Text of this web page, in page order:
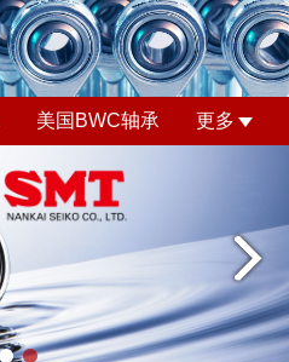
美国BWC轴承 更多